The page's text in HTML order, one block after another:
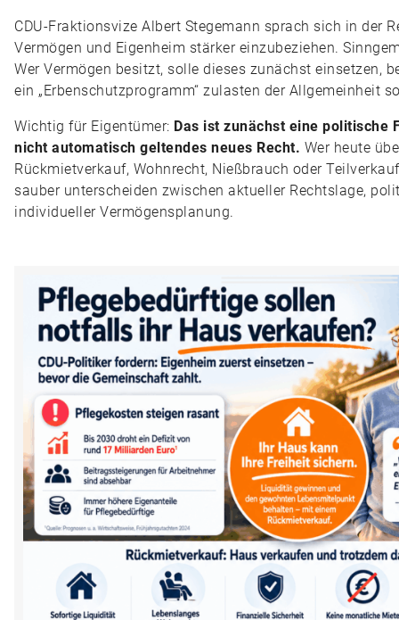
CDU-Fraktionsvize Albert Stegemann sprach sich in der
Vermögen und Eigenheim stärker einzubeziehen.
Wer Vermögen besitzt, solle dieses zunächst einsetzen,
ein „Erbenschutzprogramm“ zulasten der Allgemeinheit
Wichtig für Eigentümer: Das ist zunächst eine politische
nicht automatisch geltendes neues Recht. Wer heute
Rückmietverkauf, Wohnrecht, Nießbrauch oder
sauber unterscheiden zwischen aktueller Rechtslage,
individueller Vermögensplanung.